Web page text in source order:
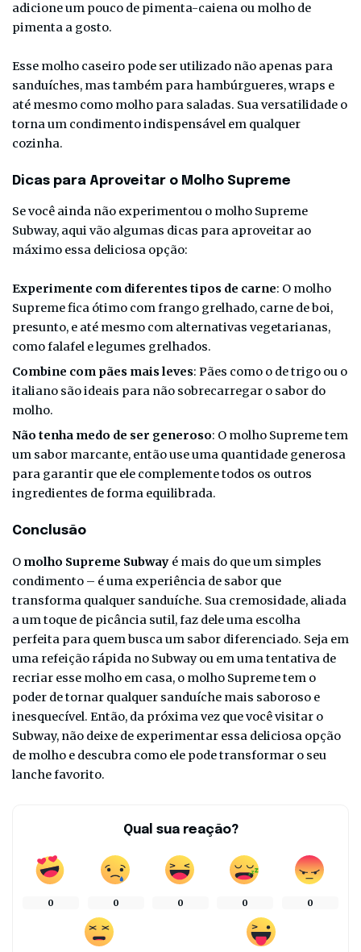
adicione um pouco de pimenta-caiena ou molho de
pimenta a gosto.
Esse molho caseiro pode ser utilizado não apenas para
sanduíches, mas também para hambúrgueres, wraps e
até mesmo como molho para saladas. Sua versatilidade o
torna um condimento indispensável em qualquer
cozinha.
Dicas para Aproveitar o Molho Supreme
Se você ainda não experimentou o molho Supreme
Subway, aqui vão algumas dicas para aproveitar ao
máximo essa deliciosa opção:
Experimente com diferentes tipos de carne: O molho
Supreme fica ótimo com frango grelhado, carne de boi,
presunto, e até mesmo com alternativas vegetarianas,
como falafel e legumes grelhados.
Combine com pães mais leves: Pães como o de trigo ou o
italiano são ideais para não sobrecarregar o sabor do
molho.
Não tenha medo de ser generoso: O molho Supreme tem
um sabor marcante, então use uma quantidade generosa
para garantir que ele complemente todos os outros
ingredientes de forma equilibrada.
Conclusão
O molho Supreme Subway é mais do que um simples
condimento – é uma experiência de sabor que
transforma qualquer sanduíche. Sua cremosidade, aliada
a um toque de picância sutil, faz dele uma escolha
perfeita para quem busca um sabor diferenciado. Seja em
uma refeição rápida no Subway ou em uma tentativa de
recriar esse molho em casa, o molho Supreme tem o
poder de tornar qualquer sanduíche mais saboroso e
inesquecível. Então, da próxima vez que você visitar o
Subway, não deixe de experimentar essa deliciosa opção
de molho e descubra como ele pode transformar o seu
lanche favorito.
Qual sua reação?
0 0 0 0 0